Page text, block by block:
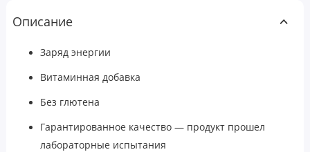
Описание
Заряд энергии
Витаминная добавка
Без глютена
Гарантированное качество — продукт прошел
лабораторные испытания